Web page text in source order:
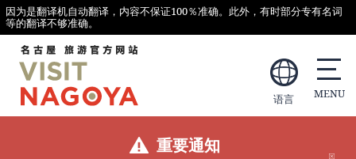
因为是翻译机自动翻译，内容不保证100％准确。此外，有时部分专有名词
等的翻译不够准确。
语言
重要通知